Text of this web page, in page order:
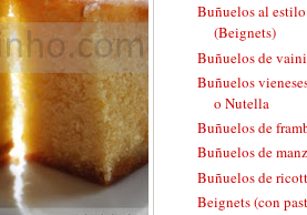
Buñuelos al
(Beignets)
Buñuelos de
Buñuelos
o Nutella
Buñuelos de
Buñuelos de
Buñuelos de
Beignets (con